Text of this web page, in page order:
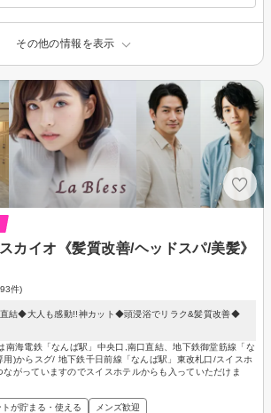
その他の情報を表示
カイオ《髪質改善/ヘッドスパ/美髪》
件)
結◆大人も感動!!神カット◆頭浸浴でリラク&髪質改善◆
南海電鉄「なんば駅」中央口,南口直結、地下鉄御堂筋線「な
用)からスグ/ 地下鉄千日前線「なんば駅」東改札口/スイスホ
ながっていますのでスイスホテルからも入っていただけま
トが貯まる・使える メンズ歓迎